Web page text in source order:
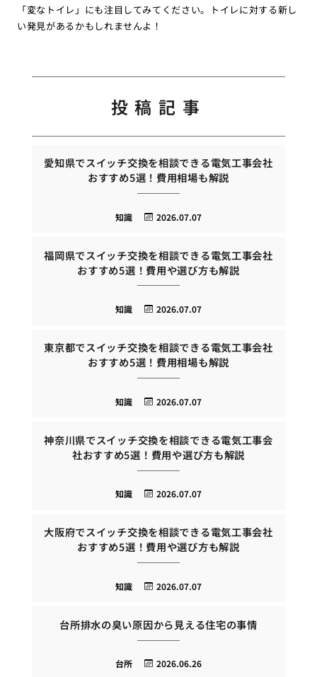
「変なトイレ」にも注目してみてください。トイレに対する新し
い発見があるかもしれませんよ！
投稿記事
愛知県でスイッチ交換を相談できる電気工事会社
おすすめ5選！費用相場も解説
2026.07.07
知識
福岡県でスイッチ交換を相談できる電気工事会社
おすすめ5選！費用や選び方も解説
2026.07.07
知識
東京都でスイッチ交換を相談できる電気工事会社
おすすめ5選！費用相場も解説
2026.07.07
知識
神奈川県でスイッチ交換を相談できる電気工事会
社おすすめ5選！費用や選び方も解説
2026.07.07
知識
大阪府でスイッチ交換を相談できる電気工事会社
おすすめ5選！費用や選び方も解説
2026.07.07
知識
台所排水の臭い原因から見える住宅の事情
2026.06.26
台所